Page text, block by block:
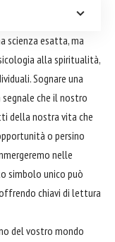
scienza esatta, ma
alla spiritualità,
Sognare una
che il nostro
della nostra vita che
o persino
nelle
simbolo unico può
chiavi di lettura
del vostro mondo